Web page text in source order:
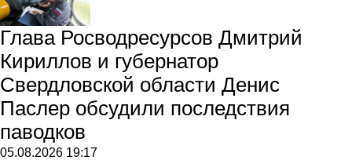
Глава Росводресурсов Дмитрий
Кириллов и губернатор
Свердловской области Денис
Паслер обсудили последствия
паводков
05.08.2026 19:17